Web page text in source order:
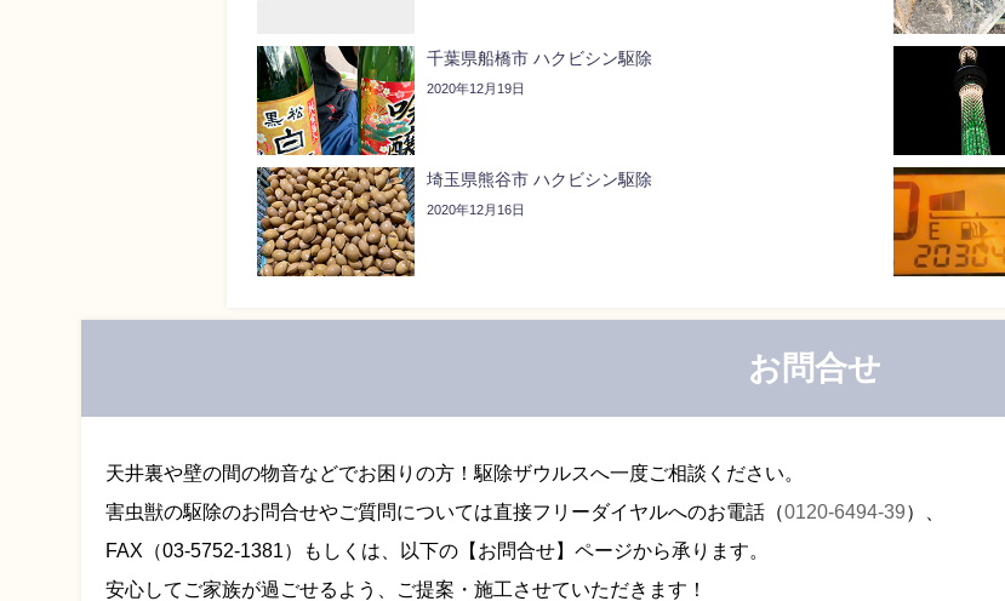
千葉県船橋市 ハクビシン駆除
2020年12月19日
埼玉県熊谷市 ハクビシン駆除
2020年12月16日
お問合せ
天井裏や壁の間の物音などでお困りの方！駆除ザウルスへ一度ご相談ください。
害虫獣の駆除のお問合せやご質問については直接フリーダイヤルへのお電話（0120-6494-39）、
FAX（03-5752-1381）もしくは、以下の【お問合せ】ページから承ります。
安心してご家族が過ごせるよう、ご提案・施工させていただきます！